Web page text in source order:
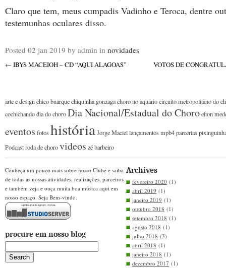
Claro que tem, meus cumpadis Vadinho e Teroca, dentre
testemunhas oculares disso.
Posted 02 jan 2019 by admin in novidades
← IBYS MACEIOH – CD “AQUI ALAGOAS” VOTOS DE
arte e designchico buarquechiquinha gonzagachoro no aquáriocircuito metropolitano do
cochichandodia do choroDia Nacional/Estadual do Choroelton
eventos fotoshistóriaJorge Maciellançamentosmpb4parcerias
Podcastroda de chorovideos zé barbeiro
Conheça um pouco mais sobre nosso Clube e saiba
de todas as nossas atividades, realizações, parceiros
e também veja e ouça muita boa música aqui em
nosso espaço. Seja Bem-vindo.
procure em nosso blog
Archives
fevereiro 2020 (1)
abril 2019 (1)
janeiro 2019 (1)
outubro 2018 (1)
setembro 2018 (1)
agosto 2018 (1)
julho 2018 (3)
abril 2018 (1)
janeiro 2018 (1)
dezembro 2017 (1)